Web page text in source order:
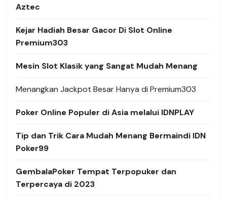
Aztec
Kejar Hadiah Besar Gacor Di Slot Online
Premium303
Mesin Slot Klasik yang Sangat Mudah Menang
Menangkan Jackpot Besar Hanya di Premium303
Poker Online Populer di Asia melalui IDNPLAY
Tip dan Trik Cara Mudah Menang Bermaindi IDN
Poker99
GembalaPoker Tempat Terpopuker dan
Terpercaya di 2023